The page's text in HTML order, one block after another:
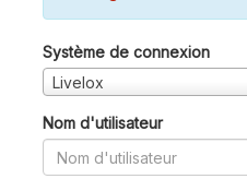
Système de connexion
Livelox
Nom d'utilisateur